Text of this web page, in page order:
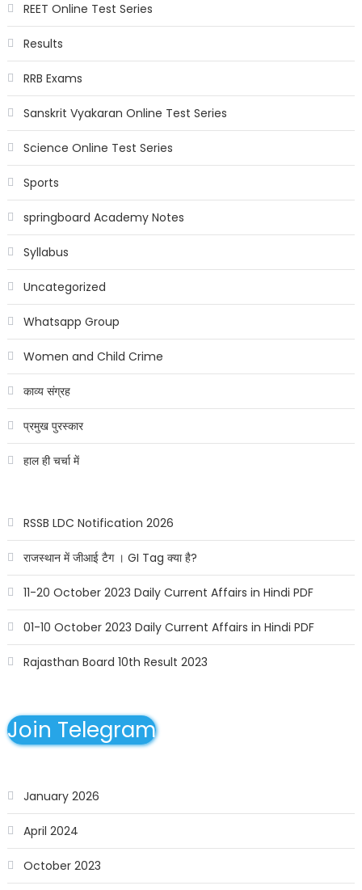
REET Online Test Series
Results
RRB Exams
Sanskrit Vyakaran Online Test Series
Science Online Test Series
Sports
springboard Academy Notes
Syllabus
Uncategorized
Whatsapp Group
Women and Child Crime
काव्य संग्रह
प्रमुख पुरस्कार
हाल ही चर्चा में
RSSB LDC Notification 2026
राजस्थान में जीआई टैग । GI Tag क्या है?
11-20 October 2023 Daily Current Affairs in Hindi PDF
01-10 October 2023 Daily Current Affairs in Hindi PDF
Rajasthan Board 10th Result 2023
Join Telegram
January 2026
April 2024
October 2023